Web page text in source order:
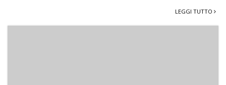
LEGGI TUTTO